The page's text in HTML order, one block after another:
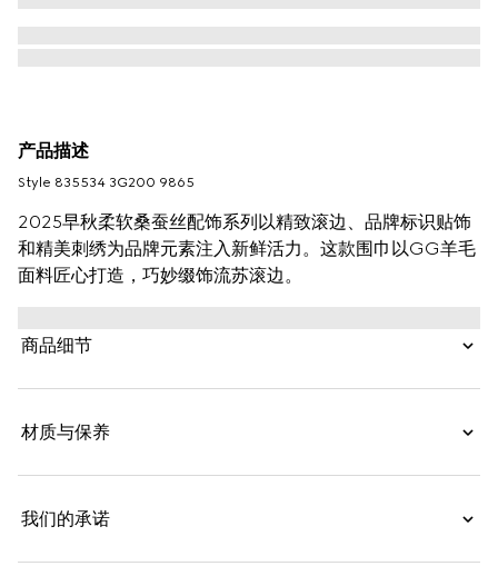
产品描述
Style ‎835534 3G200 9865
2025早秋柔软桑蚕丝配饰系列以精致滚边、品牌标识贴饰
和精美刺绣为品牌元素注入新鲜活力。这款围巾以GG羊毛
面料匠心打造，巧妙缀饰流苏滚边。
商品细节
材质与保养
我们的承诺